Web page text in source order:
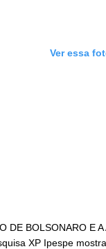
Ver essa
DE BOLSONARO E
XP Ipespe